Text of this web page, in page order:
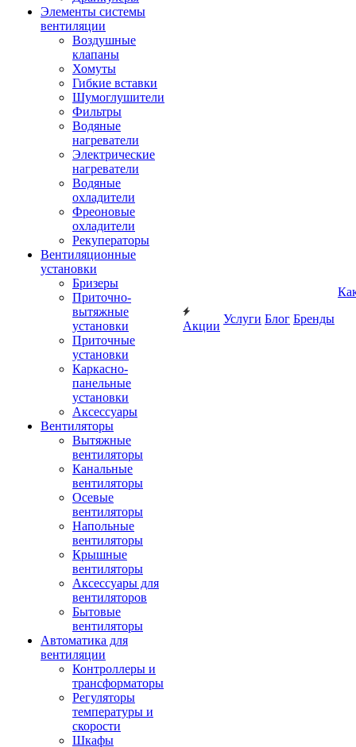
Элементы системы
вентиляции
Воздушные
клапаны
Хомуты
Гибкие вставки
Шумоглушители
Фильтры
Водяные
нагреватели
Электрические
нагреватели
Водяные
охладители
Фреоновые
охладители
Рекуператоры
Вентиляционные
установки
Бризеры
Приточно-
вытяжные
установки
Приточные
установки
Каркасно-
панельные
установки
Аксессуары
Вентиляторы
Вытяжные
вентиляторы
Канальные
вентиляторы
Осевые
вентиляторы
Напольные
вентиляторы
Крышные
вентиляторы
Аксессуары для
вентиляторов
Бытовые
вентиляторы
Автоматика для
вентиляции
Контроллеры и
трансформаторы
Регуляторы
температуры и
скорости
Шкафы
Акции
Услуги Блог Бренды